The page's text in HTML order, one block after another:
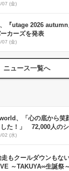
ークショップ・アー
07 (金)
『utage 2026
ーカーズを発表
07 (金)
ニュース一覧へ
、「心の底から笑
した！」 72,000人の
ジアム初日公演をレポ
02 (水)
もクールダウンもな
～TAKUYA∞生誕祭